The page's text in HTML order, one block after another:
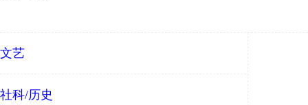
文艺
社科/历史